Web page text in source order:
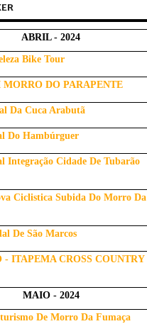
ABRIL - 2024
Bike Tour
MORRO DO PARAPENTE
Da Cuca Arabutã
Do Hambúrguer
Integração Cidade De Tubarão
Ciclistica Subida Do Morro Da
De São Marcos
- ITAPEMA CROSS COUNTRY
MAIO - 2024
De Morro Da Fumaça